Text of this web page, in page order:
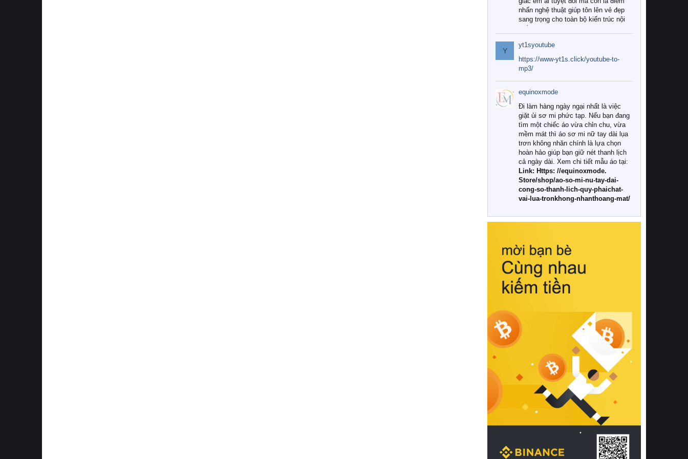
nhấn nghệ thuật giúp tôn lên vẻ đẹp
sang trọng cho toàn bộ kiến trúc nội
Tuy nhiên, giữa thị trường đa dạng
với vô vàn thương hiệu và mẫu mã
như hiện nay, làm thế nào để chọn
được những bộ chăn ga gối đệm cao
cấp thực sự chất lượng, phù hợp với
khí hậu và nhu cầu sử dụng của gia
đình? Hãy cùng chúng tôi đi tìm lời
giải đáp chi tiết qua bài viết dưới đây.
1. Tại sao các gia đình hiện đại lại ưa
chuộng chăn ga gối đệm cao cấp?
Khác với các dòng sản phẩm thông
thường, những bộ chăn ga gối đệm
cao cấp trải qua quy trình sản xuất
nghiêm ngặt từ khâu chọn lọc nguyên
liệu tự nhiên đến công nghệ dệt
nhuộm hiện đại không chứa hóa chất
này, bạn sẽ cảm nhận rõ rệt sự khác
hồi chuẩn xác của phần đệm nâng đỡ
cột sống.
Bên cạnh đó, việc lựa chọn các dòng
sản phẩm đạt chuẩn chất lượng quốc
tế còn giúp ngăn ngừa tình trạng kích
khuẩn và nấm mốc trong điều kiện
thời tiết nóng ẩm. Bạn có thể tìm hiểu
thêm các nghiên cứu khoa học về tác
động của giấc ngủ và môi trường
phòng ngủ đối với sức khỏe con
người tại Sleep Foundation (External
Link) để có cái nhìn toàn diện hơn.
2. Các tiêu chí vàng khi lựa chọn
chăn ga gối đệm cao cấp cho phòng
ngủ
Để sở hữu một bộ chăn ga gối đệm
cao cấp hoàn hảo cả về thẩm mỹ lẫn
công năng, người tiêu dùng cần cân
nhắc kỹ lưỡng các tiêu chí quan trọng
Y
yt1syoutube
https://www-yt1s.click/youtube-to-
mp3/
equinoxmode
Đi làm hàng ngày ngại nhất là việc
giặt ủi sơ mi phức tạp. Nếu bạn đang
tìm một chiếc áo vừa chỉn chu, vừa
mềm mát thì áo sơ mi nữ tay dài lụa
trơn không nhăn chính là lựa chọn
hoàn hảo giúp bạn giữ nét thanh lịch
cả ngày dài. Xem chi tiết mẫu áo tại:
Link: Https: //equinoxmode.
Store/shop/ao-so-mi-nu-tay-dai-
cong-so-thanh-lich-quy-phaichat-
vai-lua-tronkhong-nhanthoang-mat/